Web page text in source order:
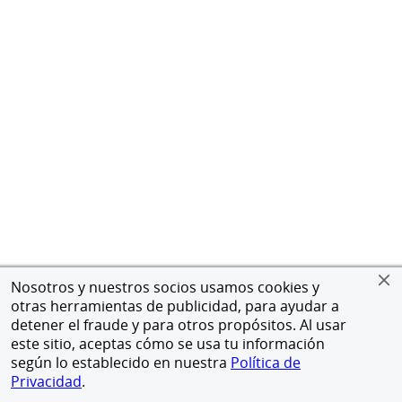
Nosotros y nuestros socios usamos cookies y
otras herramientas de publicidad, para ayudar a
detener el fraude y para otros propósitos. Al usar
este sitio, aceptas cómo se usa tu información
según lo establecido en nuestra Política de
Privacidad.